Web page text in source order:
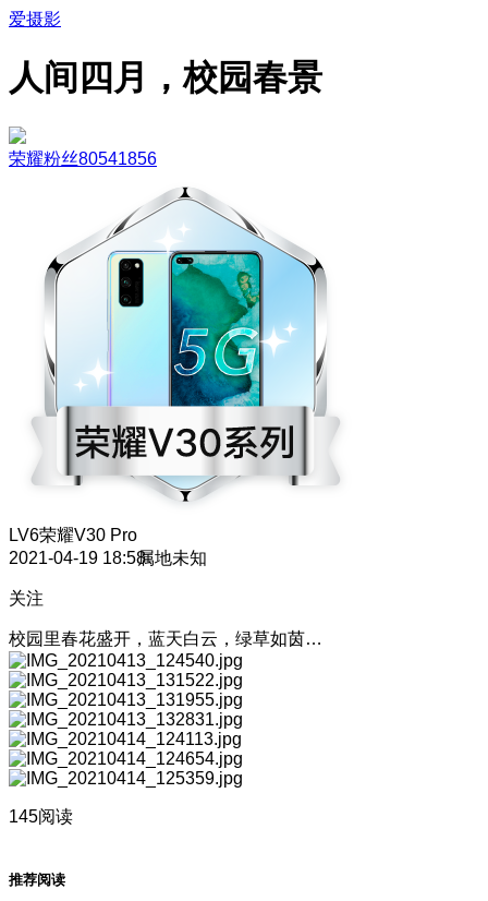
爱摄影
人间四月，校园春景
荣耀粉丝80541856
LV6荣耀V30 Pro
2021-04-19 18:58属地未知
关注
校园里春花盛开，蓝天白云，绿草如茵…
145阅读
推荐阅读